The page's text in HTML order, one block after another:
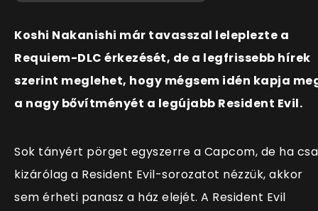
Koshi Nakanishi már tavasszal leleplezte a
Requiem-DLC érkezését, de a legfrissebb hírek
szerint meglehet, hogy mégsem idén kapja
a nagy bővítményét a legújabb Resident Evil.
Sok tányért pörget egyszerre a Capcom, de ha
kizárólag a Resident Evil-sorozatot nézzük, akkor
sem érheti panasz a ház elejét. A Resident Evil